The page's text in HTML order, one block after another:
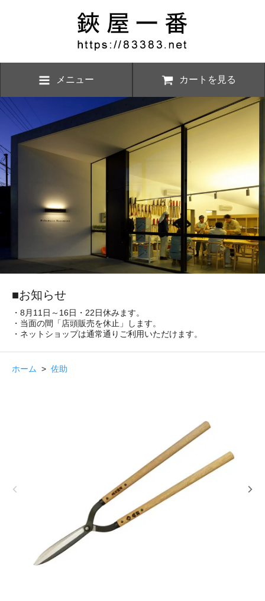
メニュー カートを見る
■お知らせ
・8月11日～16日・22日休みます。
・当面の間「店頭販売を休止」します。
・ネットショップは通常通りご利用いただけます。
ホーム > 佐助